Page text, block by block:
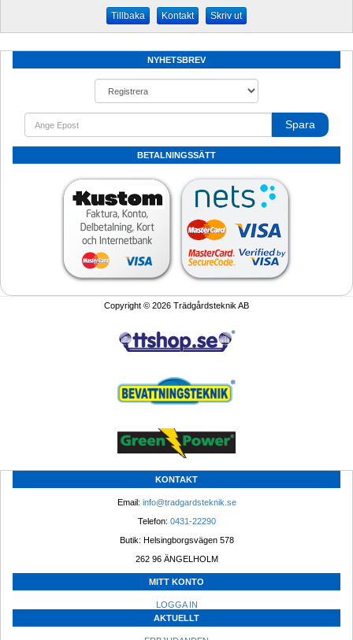
Kontakt Skriv ut
NYHETSBREV
Spara
BETALNINGSSÄTT
Copyright © 2026 Trädgårdsteknik AB
KONTAKT
Email: info@tradgardsteknik.se
Telefon: 0431-22290
Butik: Helsingborgsvägen 578
262 96 ÄNGELHOLM
MITT KONTO
LOGGA IN
AKTUELLT